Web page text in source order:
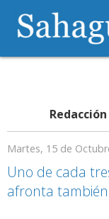
Redacción
Martes, 15 de
Uno de cada
afronta